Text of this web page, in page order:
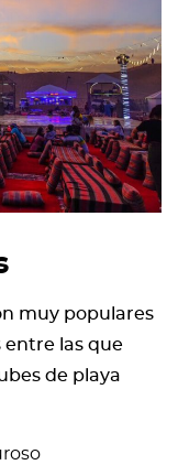
muy populares
entre las que
de playa